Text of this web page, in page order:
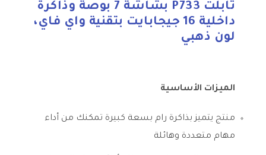
تابلت P733 بشاشة 7 بوصة وذاكرة
داخلية 16 جيجابايت بتقنية واي فاي،
لون ذهبي
الميزات الأساسية
منتج يتميز بذاكرة رام بسعة كبيرة تمكنك من أداء
مهام متعددة وهائلة